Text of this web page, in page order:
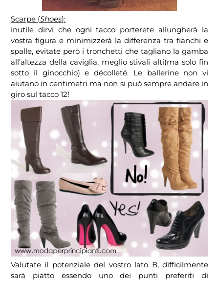
Scarpe (Shoes):
inutile dirvi che ogni tacco porterete allungherà la
vostra figura e minimizzerà la differenza tra fianchi e
spalle, evitate però i tronchetti che tagliano la gamba
all’altezza della caviglia, meglio stivali alti(ma solo fin
sotto il ginocchio) e décolleté. Le ballerine non vi
aiutano in centimetri ma non si può sempre andare in
giro sul tacco 12!
Valutate il potenziale del vostro lato B, difficilmente
sarà piatto essendo uno dei punti preferiti di